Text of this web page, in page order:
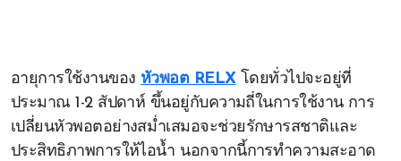
อายุการใช้งานของ หัวพอต RELXโดยทั่วไปจะอยู่ที่
ประมาณ 1-2 สัปดาห์ ขึ้นอยู่กับความถี่ในการใช้งาน การ
เปลี่ยนหัวพอตอย่างสม่ำเสมอจะช่วยรักษารสชาติและ
ประสิทธิภาพการให้ไอน้ำ นอกจากนี้การทำความสะอาด